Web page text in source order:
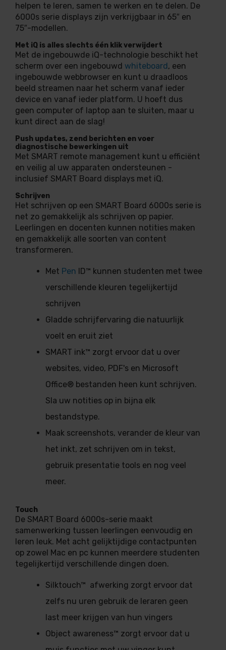
helpen te leren, samen te werken en te delen. De
6000s serie displays zijn verkrijgbaar in 65″ en
75″-modellen.
Met iQ is alles slechts één klik verwijdert
Met de ingebouwde iQ-technologie beschikt het
scherm over een ingebouwd whiteboard, een
ingebouwde webbrowser en kunt u draadloos
beeld streamen naar het scherm vanaf ieder
device en vanaf ieder platform. U hoeft dus
geen computer of laptop aan te sluiten, maar u
kunt direct aan de slag!
Push updates, zend berichten en voer
diagnostische bewerkingen uit
Met SMART remote management kunt u efficiënt
en veilig al uw apparaten ondersteunen -
inclusief SMART Board displays met iQ.
Schrijven
Het schrijven op een SMART Board 6000s serie is
net zo gemakkelijk als schrijven op papier.
Leerlingen en docenten kunnen notities maken
en gemakkelijk alle soorten van content
transformeren.
Met Pen ID™ kunnen studenten met twee
verschillende kleuren tegelijkertijd
schrijven
Gladde schrijfervaring die natuurlijk
voelt en eruit ziet
SMART ink™ zorgt ervoor dat u over
websites, video, PDF's en Microsoft
Office® bestanden heen kunt schrijven.
Sla uw notities op in bijna elk
bestandstype.
Maak screenshots, verander de kleur van
het inkt, zet schrijven om in tekst,
gebruik presentatie tools en nog veel
meer.
Touch
De SMART Board 6000s-serie maakt
samenwerking tussen leerlingen eenvoudig en
leren leuk. Met acht gelijktijdige contactpunten
op zowel Mac en pc kunnen meerdere studenten
tegelijkertijd verschillende dingen doen.
Silktouch™ afwerking zorgt ervoor dat
zelfs nu uren gebruik de leraren geen
last meer krijgen van hun vingers
Object awareness™ zorgt ervoor dat u